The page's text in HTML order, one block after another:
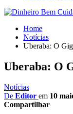
Home
Notícias
Uberaba: O
Uberaba: O
Notícias
De Editor em 10
Compartilhar